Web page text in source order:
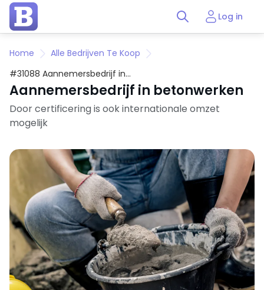
Log in
Home
Alle Bedrijven Te Koop
#31088 Aannemersbedrijf in
betonwerken
Aannemersbedrijf in betonwerken
Door certificering is ook internationale omzet
mogelijk